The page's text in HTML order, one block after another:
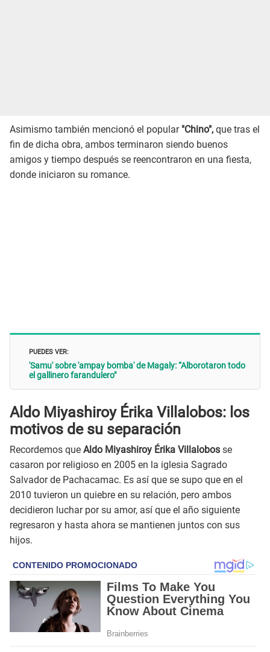
Asimismo también mencionó el popular"Chino", que tras el
fin de dicha obra, ambos terminaron siendo buenos
amigos y tiempo después se reencontraron en una fiesta,
donde iniciaron su romance.
PUEDES VER:
'Samu' sobre 'ampay bomba' de Magaly: “Alborotaron todo
el gallinero farandulero"
Aldo Miyashiroy Érika Villalobos: los
motivos de su separación
Recordemos que Aldo Miyashiroy Érika Villalobos se
casaron por religioso en 2005 en la iglesia Sagrado
Salvador de Pachacamac. Es así que se supo que en el
2010 tuvieron un quiebre en su relación, pero ambos
decidieron luchar por su amor, así que el año siguiente
regresaron y hasta ahora se mantienen juntos con sus
hijos.